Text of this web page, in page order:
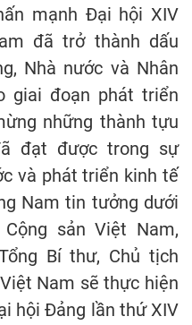
mạnh Đại hội XIV
đã trở thành dấu
Nhà nước và Nhân
giai đoạn phát triển
những thành tựu
đạt được trong sự
và phát triển kinh tế
Nam tin tưởng dưới
sản Việt Nam,
Bí thư, Chủ tịch
Nam sẽ thực hiện
hội Đảng lần thứ XIV